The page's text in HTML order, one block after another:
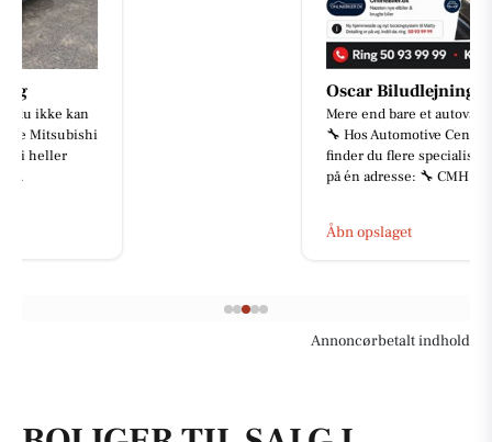
Mere end bare et autoværksted 🚗
🔧 Hos Automotive Center Hobro
finder du flere specialister samlet
Annoncørbetalt indhold